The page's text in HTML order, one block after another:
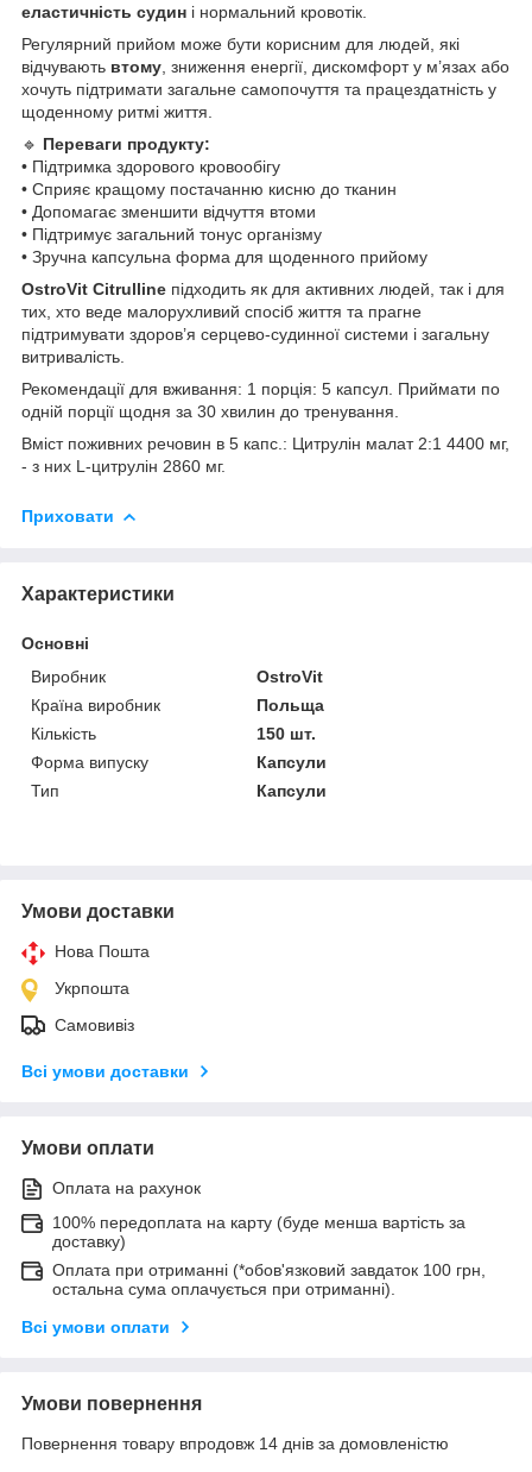
еластичність судин і нормальний кровотік.
Регулярний прийом може бути корисним для людей, які
відчувають втому , зниження енергії, дискомфорт у м’язах або
хочуть підтримати загальне самопочуття та працездатність у
щоденному ритмі життя.
🔹 Переваги продукту:
• Підтримка здорового кровообігу
• Сприяє кращому постачанню кисню до тканин
• Допомагає зменшити відчуття втоми
• Підтримує загальний тонус організму
• Зручна капсульна форма для щоденного прийому
OstroVit Citrulline підходить як для активних людей, так і для
тих, хто веде малорухливий спосіб життя та прагне
підтримувати здоров’я серцево-судинної системи і загальну
витривалість.
Рекомендації для вживання: 1 порція: 5 капсул. Приймати по
одній порції щодня за 30 хвилин до тренування.
Вміст поживних речовин в 5 капс.: Цитрулін малат 2:1 4400 мг,
- з них L-цитрулін 2860 мг.
Приховати
Характеристики
Основні
Виробник
OstroVit
Країна виробник
Польща
Кількість
150 шт.
Форма випуску
Капсули
Тип
Капсули
Умови доставки
Нова Пошта
Укрпошта
Самовивіз
Всі умови доставки
Умови оплати
Оплата на рахунок
100% передоплата на карту (буде менша вартість за
доставку)
Оплата при отриманні (*обов'язковий завдаток 100 грн,
остальна сума оплачується при отриманні).
Всі умови оплати
Умови повернення
Повернення товару впродовж 14 днів за домовленістю